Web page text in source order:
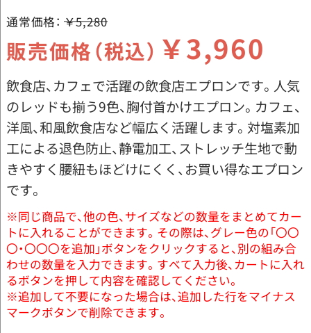
通常価格： ￥5,280
販売価格（税込） ￥3,960
飲食店、カフェで活躍の飲食店エプロンです。人気
のレッドも揃う9色、胸付首かけエプロン。カフェ、
洋風、和風飲食店など幅広く活躍します。対塩素加
工による退色防止、静電加工、ストレッチ生地で動
きやすく腰紐もほどけにくく、お買い得なエプロン
です。
※同じ商品で、他の色、サイズなどの数量をまとめてカー
トに入れることができます。その際は、グレー色の「〇〇
〇・〇〇〇を追加」ボタンをクリックすると、別の組み合
わせの数量を入力できます。すべて入力後、カートに入れ
るボタンを押して内容を確認してください。
※追加して不要になった場合は、追加した行をマイナス
マークボタンで削除できます。